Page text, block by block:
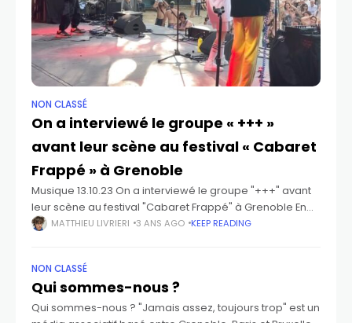
NON CLASSÉ
On a interviewé le groupe « +++ »
avant leur scène au festival « Cabaret
Frappé » à Grenoble
Musique 13.10.23 On a interviewé le groupe "+++" avant
leur scène au festival "Cabaret Frappé" à Grenoble En
juillet dernier, Jamais assez toujours trop est allé
MATTHIEU LIVRIERI 3 ANS AGO KEEP READING
NON CLASSÉ
Qui sommes-nous ?
Qui sommes-nous ? "Jamais assez, toujours trop" est un